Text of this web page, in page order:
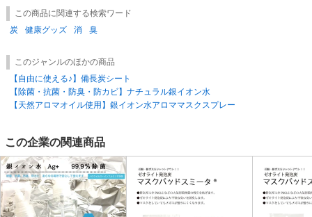
この商品に関連する検索ワード
炭
健康グッズ 消 臭
このジャンルのほかの商品
【自由に使える♪】備長炭シート
【除菌・抗菌・防臭・防カビ】ナチュラル銀イオン水
【天然アロマオイル使用】銀イオン水アロママスクスプレー
この企業の関連商品